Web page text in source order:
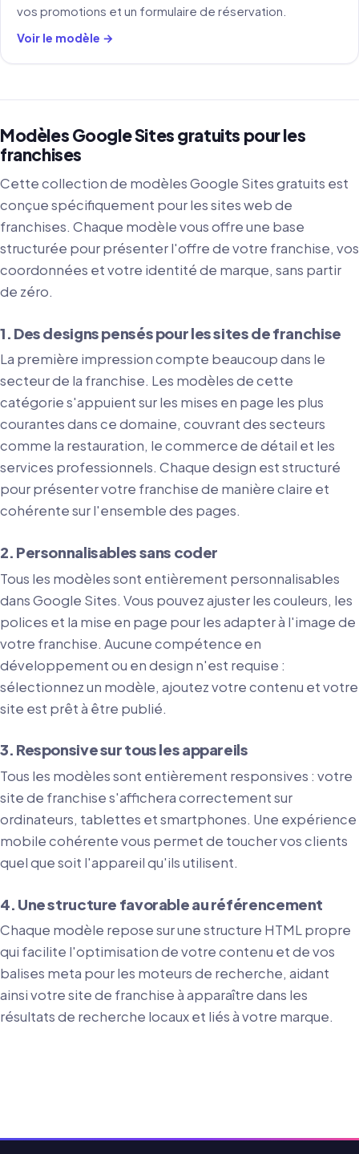
vos promotions et un formulaire de réservation.
Voir le modèle →
Modèles Google Sites gratuits pour les
franchises
Cette collection de modèles Google Sites gratuits est
conçue spécifiquement pour les sites web de
franchises. Chaque modèle vous offre une base
structurée pour présenter l'offre de votre franchise, vos
coordonnées et votre identité de marque, sans partir
de zéro.
1. Des designs pensés pour les sites de franchise
La première impression compte beaucoup dans le
secteur de la franchise. Les modèles de cette
catégorie s'appuient sur les mises en page les plus
courantes dans ce domaine, couvrant des secteurs
comme la restauration, le commerce de détail et les
services professionnels. Chaque design est structuré
pour présenter votre franchise de manière claire et
cohérente sur l'ensemble des pages.
2. Personnalisables sans coder
Tous les modèles sont entièrement personnalisables
dans Google Sites. Vous pouvez ajuster les couleurs, les
polices et la mise en page pour les adapter à l'image de
votre franchise. Aucune compétence en
développement ou en design n'est requise :
sélectionnez un modèle, ajoutez votre contenu et votre
site est prêt à être publié.
3. Responsive sur tous les appareils
Tous les modèles sont entièrement responsives : votre
site de franchise s'affichera correctement sur
ordinateurs, tablettes et smartphones. Une expérience
mobile cohérente vous permet de toucher vos clients
quel que soit l'appareil qu'ils utilisent.
4. Une structure favorable au référencement
Chaque modèle repose sur une structure HTML propre
qui facilite l'optimisation de votre contenu et de vos
balises meta pour les moteurs de recherche, aidant
ainsi votre site de franchise à apparaître dans les
résultats de recherche locaux et liés à votre marque.